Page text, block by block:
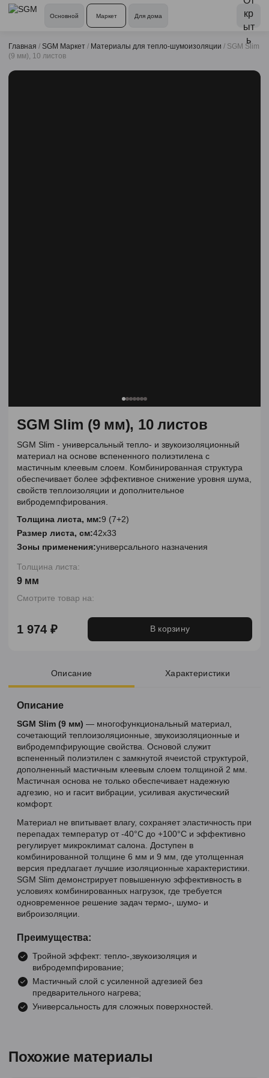
Основной Маркет Для дома
Главная / SGM Маркет / Материалы для тепло-шумоизоляции / SGM Slim
(9 мм), 10 листов
SGM Slim (9 мм), 10 листов
SGM Slim - универсальный тепло- и звукоизоляционный
материал на основе вспененного полиэтилена с
мастичным клеевым слоем. Комбинированная структура
обеспечивает более эффективное снижение уровня шума,
свойств теплоизоляции и дополнительное
вибродемпфирования.
Толщина листа, мм:9 (7+2)
Размер листа, см:42х33
Зоны применения:универсального назначения
Толщина листа:
9 мм
Смотрите товар на:
1 974 ₽ В корзину
Описание Характеристики
Описание
SGM Slim (9 мм) — многофункциональный материал,
сочетающий теплоизоляционные, звукоизоляционные и
вибродемпфирующие свойства. Основой служит
вспененный полиэтилен с замкнутой ячеистой структурой,
дополненный мастичным клеевым слоем толщиной 2 мм.
Мастичная основа не только обеспечивает надежную
адгезию, но и гасит вибрации, усиливая акустический
комфорт.
Материал не впитывает влагу, сохраняет эластичность при
перепадах температур от -40°C до +100°C и эффективно
регулирует микроклимат салона. Доступен в
комбинированной толщине 6 мм и 9 мм, где утолщенная
версия предлагает лучшие изоляционные характеристики.
SGM Slim демонстрирует повышенную эффективность в
условиях комбинированных нагрузок, где требуется
одновременное решение задач термо-, шумо- и
виброизоляции.
Преимущества:
Тройной эффект: тепло-,звукоизоляция и
вибродемпфирование;
Мастичный слой с усиленной адгезией без
предварительного нагрева;
Универсальность для сложных поверхностей.
Похожие материалы